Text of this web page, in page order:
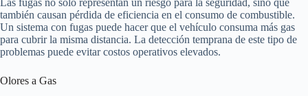
también causan pérdida de eficiencia en el consumo de combustible.
Un sistema con fugas puede hacer que el vehículo consuma más gas
para cubrir la misma distancia. La detección temprana de este tipo de
problemas puede evitar costos operativos elevados.
Olores a Gas